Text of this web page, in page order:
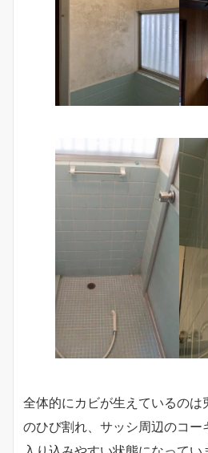
全体的にカビが生えているのは
のひび割れ、サッシ周辺のコー